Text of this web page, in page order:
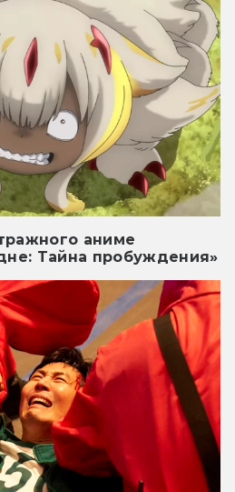
аниме
Тайна пробуждения»